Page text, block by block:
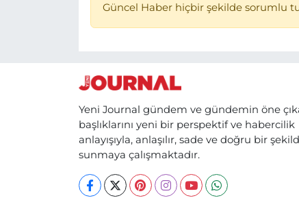
Güncel Haber hiçbir şekilde sorumlu
Yeni Journal gündem ve gündemin öne
başlıklarını yeni bir perspektif ve habercilik
anlayışıyla, anlaşılır, sade ve doğru bir
sunmaya çalışmaktadır.